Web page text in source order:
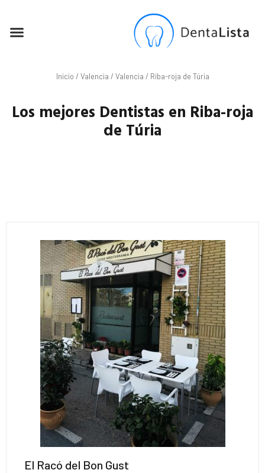
Inicio / Valencia / Valencia / Riba-roja de Túria
Los mejores Dentistas en Riba-roja
de Túria
El Racó del Bon Gust